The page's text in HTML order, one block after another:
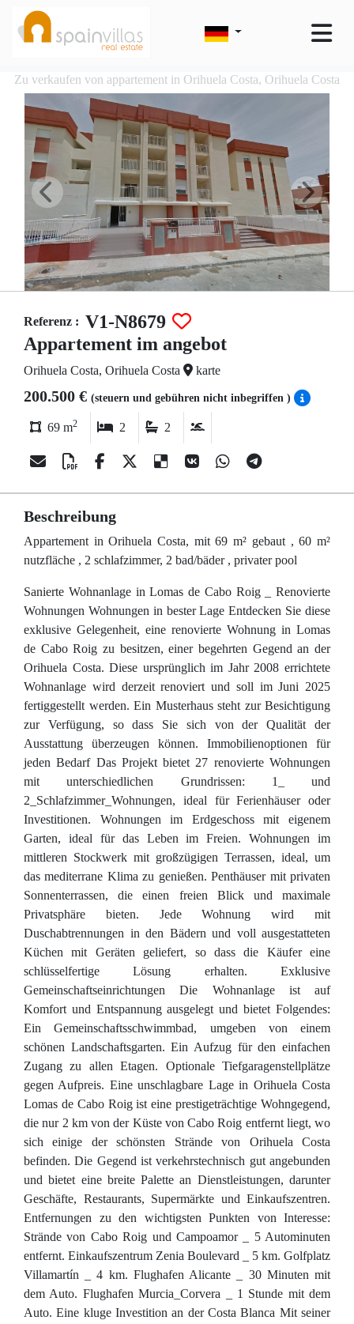
Zu verkaufen von appartement in Orihuela Costa, Orihuela Costa
Referenz : V1-N8679
Appartement im angebot
Orihuela Costa, Orihuela Costa karte
200.500 € (steuern und gebühren nicht inbegriffen )
69 m2 2 2
Beschreibung
Appartement in Orihuela Costa, mit 69 m² gebaut , 60 m²
nutzfläche , 2 schlafzimmer, 2 bad/bäder , privater pool
Sanierte Wohnanlage in Lomas de Cabo Roig _ Renovierte
Wohnungen Wohnungen in bester Lage Entdecken Sie diese
exklusive Gelegenheit, eine renovierte Wohnung in Lomas
de Cabo Roig zu besitzen, einer begehrten Gegend an der
Orihuela Costa. Diese ursprünglich im Jahr 2008 errichtete
Wohnanlage wird derzeit renoviert und soll im Juni 2025
fertiggestellt werden. Ein Musterhaus steht zur Besichtigung
zur Verfügung, so dass Sie sich von der Qualität der
Ausstattung überzeugen können. Immobilienoptionen für
jeden Bedarf Das Projekt bietet 27 renovierte Wohnungen
mit unterschiedlichen Grundrissen: 1_ und
2_Schlafzimmer_Wohnungen, ideal für Ferienhäuser oder
Investitionen. Wohnungen im Erdgeschoss mit eigenem
Garten, ideal für das Leben im Freien. Wohnungen im
mittleren Stockwerk mit großzügigen Terrassen, ideal, um
das mediterrane Klima zu genießen. Penthäuser mit privaten
Sonnenterrassen, die einen freien Blick und maximale
Privatsphäre bieten. Jede Wohnung wird mit
Duschabtrennungen in den Bädern und voll ausgestatteten
Küchen mit Geräten geliefert, so dass die Käufer eine
schlüsselfertige Lösung erhalten. Exklusive
Gemeinschaftseinrichtungen Die Wohnanlage ist auf
Komfort und Entspannung ausgelegt und bietet Folgendes:
Ein Gemeinschaftsschwimmbad, umgeben von einem
schönen Landschaftsgarten. Ein Aufzug für den einfachen
Zugang zu allen Etagen. Optionale Tiefgaragenstellplätze
gegen Aufpreis. Eine unschlagbare Lage in Orihuela Costa
Lomas de Cabo Roig ist eine prestigeträchtige Wohngegend,
die nur 2 km von der Küste von Cabo Roig entfernt liegt, wo
sich einige der schönsten Strände von Orihuela Costa
befinden. Die Gegend ist verkehrstechnisch gut angebunden
und bietet eine breite Palette an Dienstleistungen, darunter
Geschäfte, Restaurants, Supermärkte und Einkaufszentren.
Entfernungen zu den wichtigsten Punkten von Interesse:
Strände von Cabo Roig und Campoamor _ 5 Autominuten
entfernt. Einkaufszentrum Zenia Boulevard _ 5 km. Golfplatz
Villamartín _ 4 km. Flughafen Alicante _ 30 Minuten mit
dem Auto. Flughafen Murcia_Corvera _ 1 Stunde mit dem
Auto. Eine kluge Investition an der Costa Blanca Mit seiner